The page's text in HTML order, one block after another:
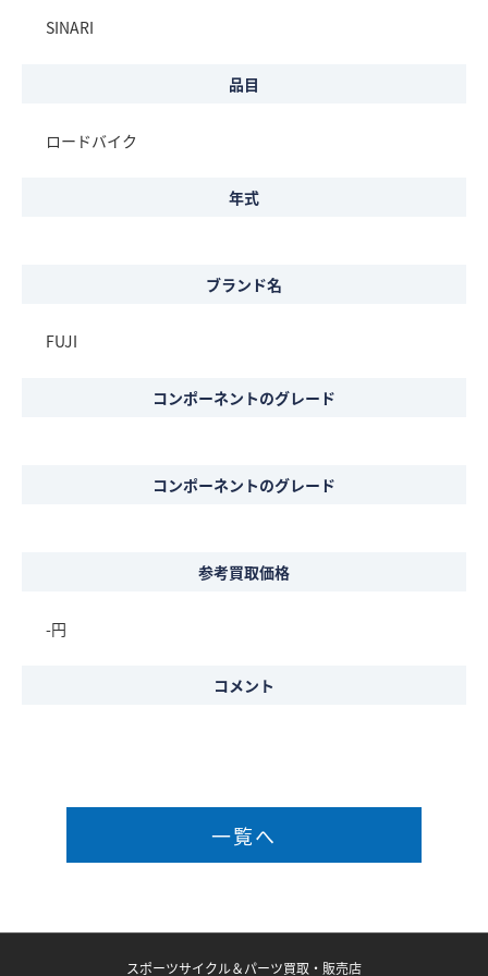
SINARI
品目
ロードバイク
年式
ブランド名
FUJI
コンポーネントのグレード
コンポーネントのグレード
参考買取価格
-円
コメント
一覧へ
スポーツサイクル＆パーツ買取・販売店